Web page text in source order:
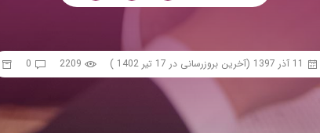
11 آذر 1397 (آخرین بروزرسانی در 17 تیر 1402 ) 2209
0